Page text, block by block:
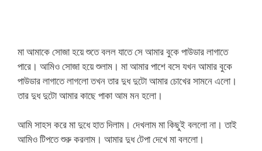
মা আমাকে সোজা হয়ে শুতে বলল যাতে সে আমার বুকে পাউডার লাগাতে
পারে। আমিও সোজা হয়ে শুলাম। মা আমার পাশে বসে যখন আমার বুকে
পাউডার লাগাতে লাগলো তখন তার দুধ দুটো আমার চোখের সামনে এলো।
তার দুধ দুটো আমার কাছে পাকা আম মন হলো।
আমি সাহস করে মা দুধে হাত দিলাম। দেখলাম মা কিছুই বললো না। তাই
আমিও টিপতে শুরু করলাম। আমার দুধ টেপা দেখে মা বললো।